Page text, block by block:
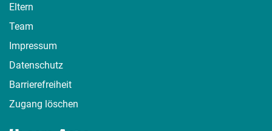
Eltern
Team
Impressum
Datenschutz
Barrierefreiheit
Zugang löschen